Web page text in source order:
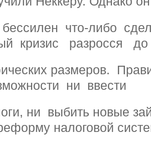
что-либо
кризис разросся до
размеров.
ни ввести
ни выбить новые
налоговой